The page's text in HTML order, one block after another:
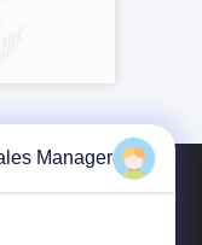
Manager